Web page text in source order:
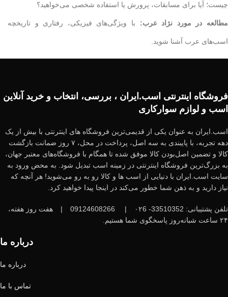
چیست؛ آیا برای مسابقات، پرورش یا استفاده شخصی می‌خواهید؟
مطالعه در مورد نژاد عرب: با ویژگی‌های فیزیکی، رفتاری و تاریخچه
اسب‌های عرب آشنا شوید.
هزینه‌های جانبی: هزینه‌های نگهداری، تغذیه، مراقبت‌های دامپزشکی و
تجهیزات را نیز در نظر بگیرید.
یافتن فروشنده معتبر برای خريد اسب عرب
مزارع پرورش اسب : به مزارع و مراکز پرورش معتبر مراجعه کنید که به
: شرکت در نمایشگاه‌ها و مسابقات اسب می‌تواند
فروشگاه اینترنتی اسب.ایران ، بررسی، انتخاب و خرید آنلاین
اسب و لوازم سوارکاری
اسب.ایران به عنوان یکی از قدیمی‌ترین فروشگاه های اینترنتی با بیش از یک
دهه تجربه، با پایبندی به سه اصل، پرداخت در محل، ۷ روز ضمانت بازگشت
کالا و تضمین اصل‌بودن کالا موفق شده تا همگام با فروشگاه‌های معتبر جهان،
به بزرگ‌ترین فروشگاه اینترنتی در زمینه اسب تبدیل شود. به محض ورود به
سایت اسب.ایران با دنیایی از اسب ها و کالا رو به رو می‌شوید! هر آنچه که
نیاز دارید و به ذهن شما خطور می‌کند در اینجا پیدا خواهید کرد.
تلفن پشتیبانی: 33510352- ۰۲6 |
|
هفت روز هفته،
۲۴ ساعت شبانه‌روز پاسخگوی شما هستیم.
درباره ما
درباره ما
تماس با ما